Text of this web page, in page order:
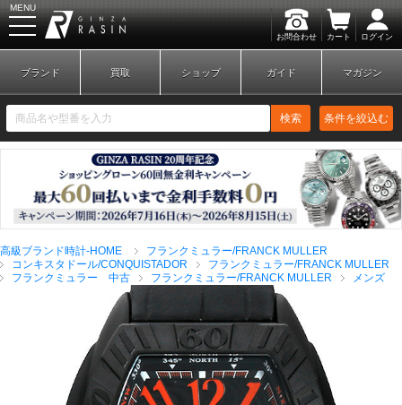
お問合わせ カート ログイン
MENU
新規会員登録 ログイン
ブランドから探す
ブランド 買取 ショップ ガイド マガジン
検索 条件を絞込む
高級ブランド時計-HOME
フランクミュラー/FRANCK MULLER
コンキスタドール/CONQUISTADOR
フランクミュラー/FRANCK MULLER
フランクミュラー 中古
フランクミュラー/FRANCK MULLER メンズ